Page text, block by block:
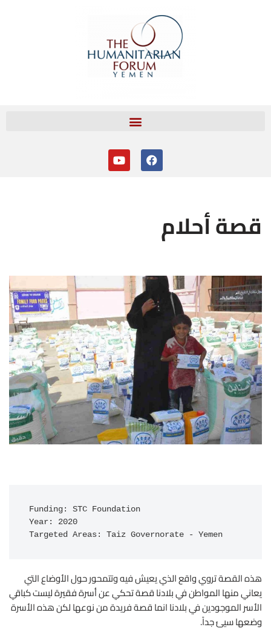
قصة أحلام
Funding: STC Foundation
Year: 2020
Targeted Areas: Taiz Governorate - Yemen
هذه القصة تروي واقع الذي يعيش فيه وتتمحور حول الأوضاع التي
يعاني منها المواطن في بلادنا قصة تحكي عن أسرة فقيرة ليست كباقي
الأسر الموجودين في بلادنا انما قصة فريدة من نوعها لكن هذه الأسرة
وضعها سيئ جداً.